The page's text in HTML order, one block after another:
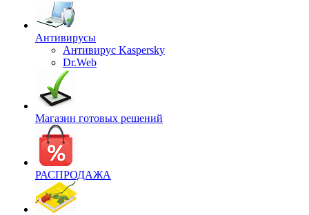
Антивирусы
Антивирус Kaspersky
Dr.Web
Магазин готовых решений
РАСПРОДАЖА